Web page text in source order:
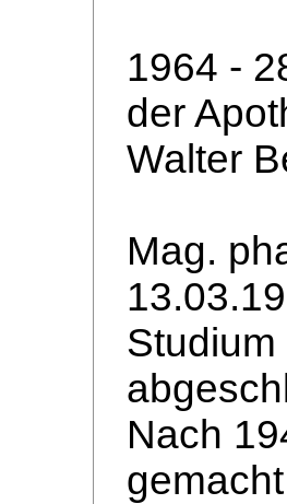
1964 -
der
Walter
Mag.
Nach